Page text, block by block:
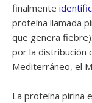
finalmente
proteína llamada
que genera
por la distribución
Mediterráneo, el
La proteína pirina